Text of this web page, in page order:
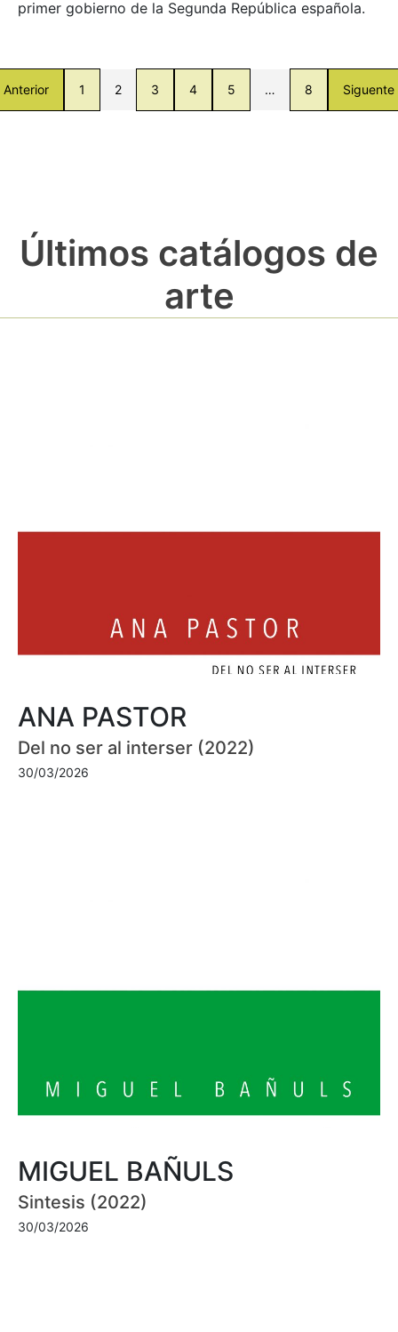
primer gobierno de la Segunda República española.
Anterior 1 2 3 4 5 … 8 Siguente
Últimos catálogos de
arte
ANA PASTOR
Del no ser al interser (2022)
30/03/2026
MIGUEL BAÑULS
Sintesis (2022)
30/03/2026